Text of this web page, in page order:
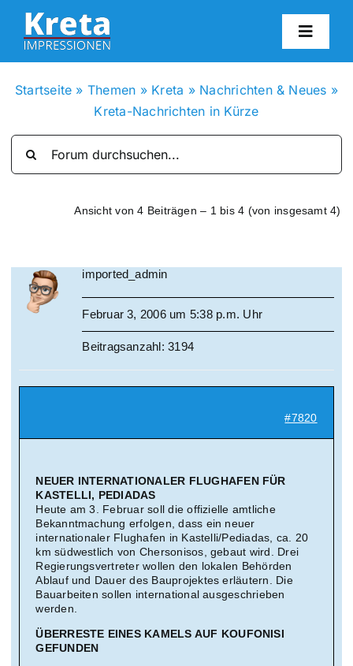
Zum
Inhalt
springen
Suche
Startseite » Themen » Kreta » Nachrichten & Neues »
Kreta-Nachrichten in Kürze
Ansicht von 4 Beiträgen – 1 bis 4 (von insgesamt 4)
imported_admin
Februar 3, 2006 um 5:38 p.m. Uhr
Beitragsanzahl: 3194
#7820
NEUER INTERNATIONALER FLUGHAFEN FÜR
KASTELLI, PEDIADAS
Heute am 3. Februar soll die offizielle amtliche
Bekanntmachung erfolgen, dass ein neuer
internationaler Flughafen in Kastelli/Pediadas, ca. 20
km südwestlich von Chersonisos, gebaut wird. Drei
Regierungsvertreter wollen den lokalen Behörden
Ablauf und Dauer des Bauprojektes erläutern. Die
Bauarbeiten sollen international ausgeschrieben
werden.
ÜBERRESTE EINES KAMELS AUF KOUFONISI
GEFUNDEN